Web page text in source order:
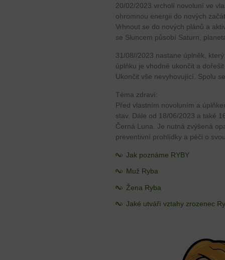
20/02/2023 vrcholí novoluní ve
ohromnou energii do nových
Vrhnout se do nových plánů a
se Sluncem působí Saturn,
31/08//2023 nastane úplněk,
úplňku je vhodné ukončit a
Ukončit vše nevyhovující. Spolu
Téma zdraví:
Před vlastním novoluním a
stav. Dále od 18/06/2023 a také
Černá Luna. Je nutná zvýšená
preventivní prohlídky a péči o
Jak poznáme RYBY
Muž Ryba
Žena Ryba
Jaké utváří vztahy zrozenec